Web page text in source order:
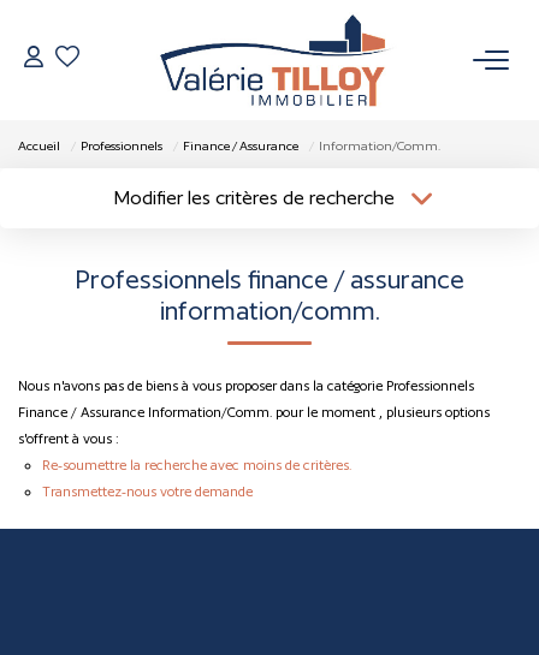
VENDRE
L’AGENCE
Nos Actualités
Nos Outils
Accueil Professionnels Finance / Assurance Information/Comm.
Modifier les critères de recherche
Budget max
Professionnels finance / assurance
information/comm.
Nous n'avons pas de biens à vous proposer dans la catégorie Professionnels
Finance / Assurance Information/Comm. pour le moment , plusieurs options
s'offrent à vous :
Re-soumettre la recherche avec moins de critères.
Transmettez-nous votre demande